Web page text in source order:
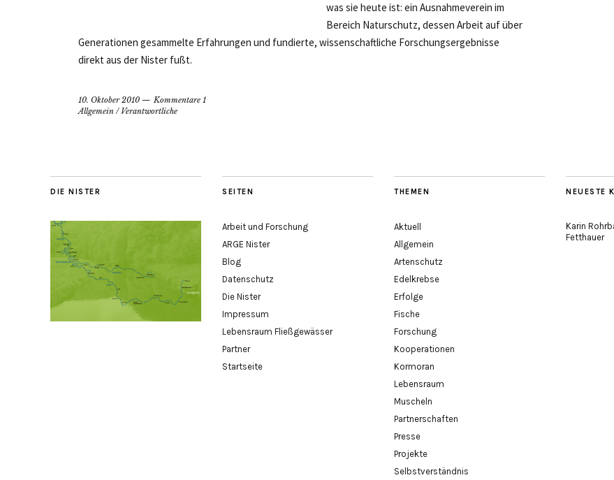
was sie heute ist: ein Ausnahmeverein im
Bereich Naturschutz, dessen Arbeit auf über
Generationen gesammelte Erfahrungen und fundierte, wissenschaftliche Forschungsergebnisse
direkt aus der Nister fußt.
10. Oktober 2010
Kommentare 1
Allgemein / Verantwortliche
DIE NISTER SEITEN
Arbeit und Forschung
ARGE Nister
Blog
Datenschutz
Die Nister
Impressum
Lebensraum Fließgewässer
Partner
Startseite
THEMEN
Aktuell
Allgemein
Artenschutz
Edelkrebse
Erfolge
Fische
Forschung
Kooperationen
Kormoran
Lebensraum
Muscheln
Partnerschaften
Presse
Projekte
Selbstverständnis
NEUESTE
Karin
Fetthauer